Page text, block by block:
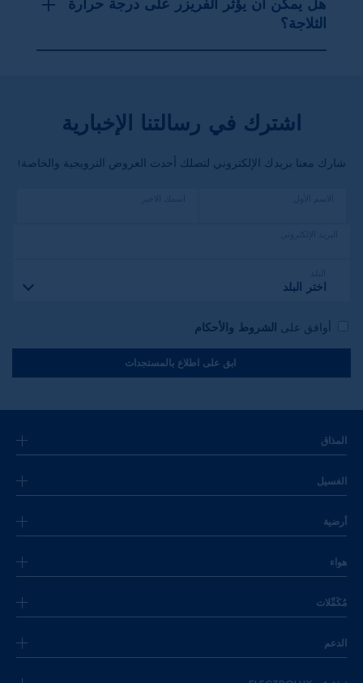
هل يمكن أن يؤثر الفريزر على درجة حرارة
الثلاجة؟
اشترك في رسالتنا الإخبارية
شارك معنا بريدك الإلكتروني لتصلك أحدث العروض الترويجية والخاصة!
اختر البلد
أوافق على الشروط والأحكام
ابق على اطلاع بالمستجدات
المذاق
الغسيل
أرضية
هواء
مُكَمِّلات
الدعم